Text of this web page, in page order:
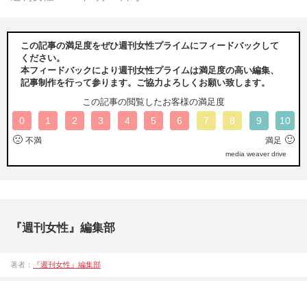
この記事の満足度をぜひ週刊女性プライムにフィードバックして
ください。
本フィードバックにより週刊女性プライムは満足度の高い編集、
記事制作を行って参ります。ご協力よろしくお願い致します。
この記事の閲覧したお客様の満足度
0 1 2 3 4 5 6 7 8 9 10
🙁 不満 満足 🙂
media weaver drive
『週刊女性』編集部
著者： 『週刊女性』編集部